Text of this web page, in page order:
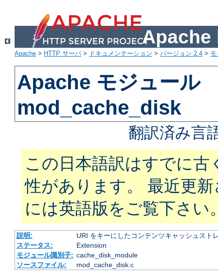
Apache
Apache > HTTP サーバ> ドキュメンテーション > バージョン 2.4 >
Apache モジュール
mod_cache_disk
翻訳済み言
この日本語訳はすでに古
性があります。 最近更
には英語版をご覧下さい
説明:
URI をキーにしたコンテンツキャッシュスト
ステータス:
Extension
モジュール識別子: cache_disk_module
ソースファイル:
mod_cache_disk.c